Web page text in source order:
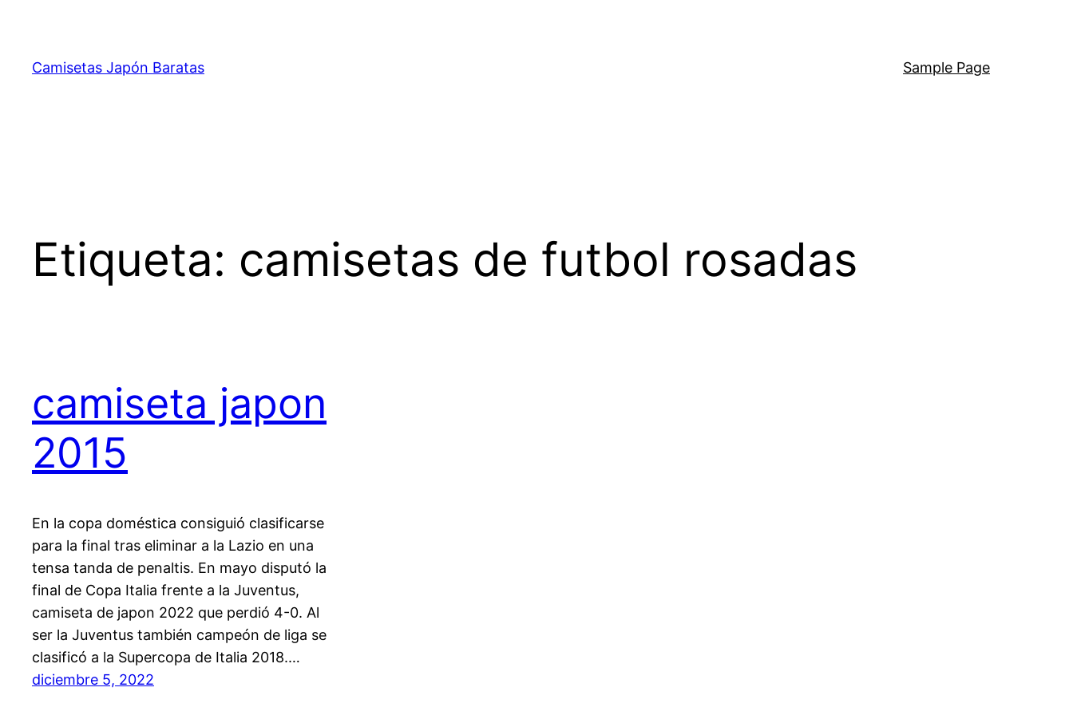
contenido
Camisetas Japón Baratas Sample Page
Etiqueta: camisetas de futbol rosadas
camiseta japon
2015
En la copa doméstica consiguió clasificarse
para la final tras eliminar a la Lazio en una
tensa tanda de penaltis. En mayo disputó la
final de Copa Italia frente a la Juventus,
camiseta de japon 2022 que perdió 4-0. Al
ser la Juventus también campeón de liga se
clasificó a la Supercopa de Italia 2018.…
diciembre 5, 2022